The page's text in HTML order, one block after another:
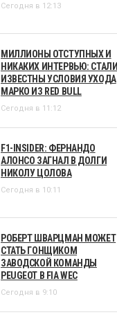
Сегодня в 12:13
МИЛЛИОНЫ ОТСТУПНЫХ И
НИКАКИХ ИНТЕРВЬЮ: СТАЛИ
ИЗВЕСТНЫ УСЛОВИЯ УХОДА
МАРКО ИЗ RED BULL
Сегодня в 11:12
F1-INSIDER: ФЕРНАНДО
АЛОНСО ЗАГНАЛ В ДОЛГИ
НИКОЛУ ЦОЛОВА
Сегодня в 10:11
РОБЕРТ ШВАРЦМАН МОЖЕТ
СТАТЬ ГОНЩИКОМ
ЗАВОДСКОЙ КОМАНДЫ
PEUGEOT В FIA WEC
Сегодня в 9:10